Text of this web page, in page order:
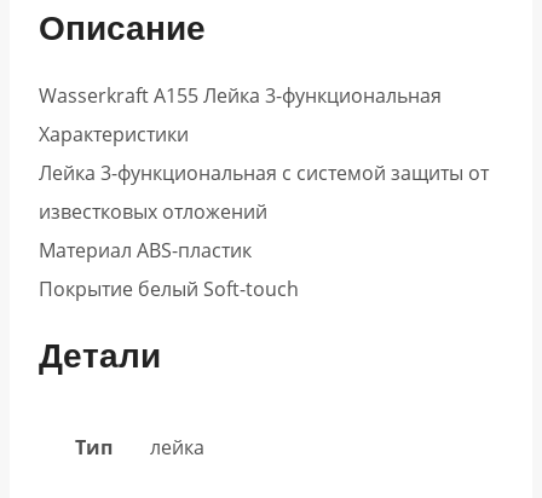
Описание
Wasserkraft A155 Лейка 3-функциональная
Характеристики
Лейка 3-функциональная с системой защиты от
известковых отложений
Материал ABS-пластик
Покрытие белый Soft-touch
Детали
Тип лейка